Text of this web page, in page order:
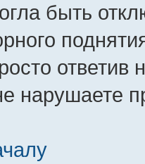
быть
ответив
нарушаете